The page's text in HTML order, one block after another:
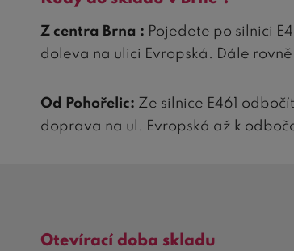
Z centra Brna : Pojedete po silnici
doleva na ulici Evropská. Dále
Od Pohořelic: Ze silnice E461
doprava na ul. Evropská až k
Otevírací doba skladu